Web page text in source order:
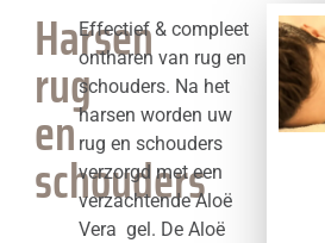
Harsen
rug
en
schouders
Effectief & compleet
ontharen van rug en
schouders. Na het
harsen worden uw
rug en schouders
verzorgd met een
verzachtende Aloë
Vera gel. De Aloë